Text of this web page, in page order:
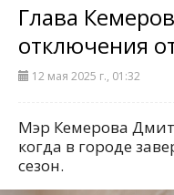
Глава
отключения
12 мая 2025 г., 01:32
Мэр Кемерова
когда в городе
сезон.